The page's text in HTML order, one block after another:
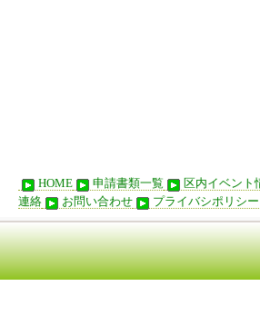
HOME 申請書類一覧 区内イベント
連絡
お問い合わせ プライバシポリシー